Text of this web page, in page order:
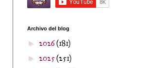
Archivo del blog
► 2026(181)
► 2025(251)